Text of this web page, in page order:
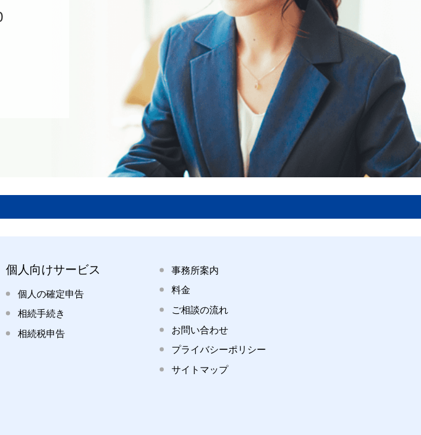
個人向けサービス
個人の確定申告
相続手続き
相続税申告
事務所案内
料金
ご相談の流れ
お問い合わせ
プライバシーポリシー
サイトマップ